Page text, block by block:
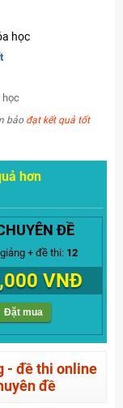
học
học
bảo đạt kết quả tốt
hơn
ĐỀ
+ đề thi: 12
VNĐ
Đặt mua
- đề thi online
đề